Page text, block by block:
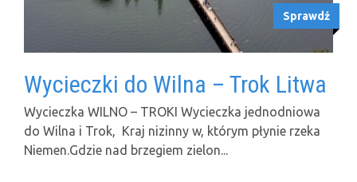
Sprawdź
Wycieczki do Wilna – Trok Litwa
Wycieczka WILNO – TROKI Wycieczka jednodniowa
do Wilna i Trok, Kraj nizinny w, którym płynie rzeka
Niemen.Gdzie nad brzegiem zielon...